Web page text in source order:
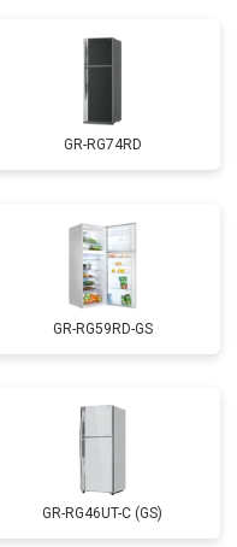
GR-RG74RD
GR-RG59RD-GS
GR-RG46UT-C (GS)